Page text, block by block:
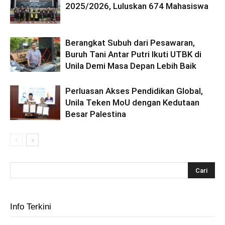
2025/2026, Luluskan 674 Mahasiswa
Berangkat Subuh dari Pesawaran,
Buruh Tani Antar Putri Ikuti UTBK di
Unila Demi Masa Depan Lebih Baik
Perluasan Akses Pendidikan Global,
Unila Teken MoU dengan Kedutaan
Besar Palestina
Info Terkini